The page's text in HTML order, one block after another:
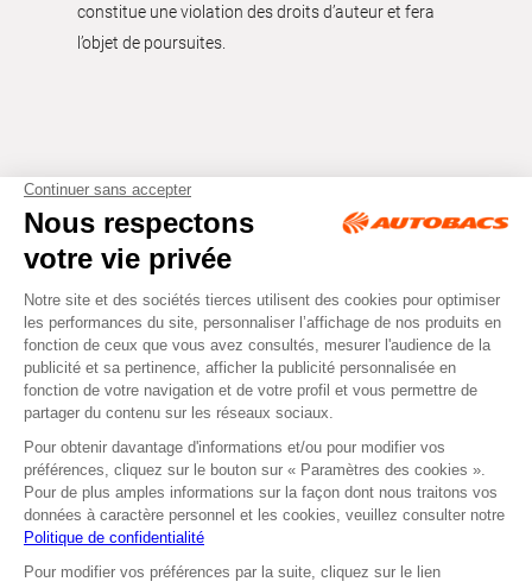
constitue une violation des droits d’auteur et fera
l’objet de poursuites.
Tous droits réservés © Autobacs
Mentions légales RGPD
Cookies CGV
Facebook Instagram